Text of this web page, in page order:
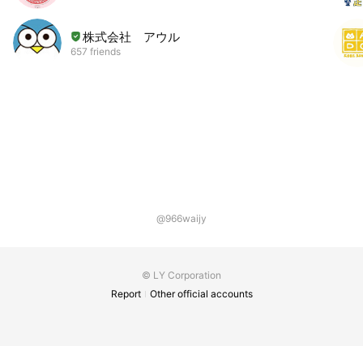
株式会社 アウル
657 friends
@966waijy
© LY Corporation
Report
Other official accounts